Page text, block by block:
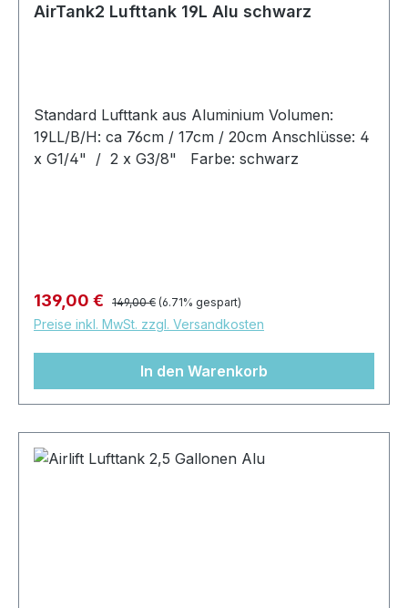
AirTank2 Lufttank 19L Alu schwarz
Standard Lufttank aus Aluminium Volumen:
19LL/B/H: ca 76cm / 17cm / 20cm Anschlüsse: 4
x G1/4" / 2 x G3/8" Farbe: schwarz
Verkaufspreis:
139,00 € Regulärer Preis:
149,00 € (6.71% gespart)
Preise inkl. MwSt. zzgl. Versandkosten
In den Warenkorb